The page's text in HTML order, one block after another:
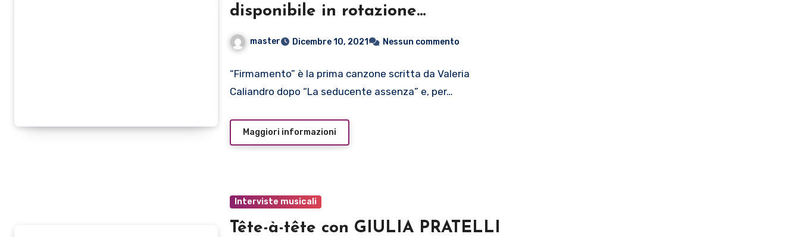
disponibile in rotazione
radiofonica “Firmamento”
(Blackcandy Produzioni), il nuovo
singolo di VALERIA CALIANDRO
master Dicembre 10, 2021 Nessun commento
“Firmamento” è la prima canzone scritta da Valeria
Caliandro dopo “La seducente assenza” e, per…
Maggiori informazioni
Interviste musicali
Tête-à-tête con GIULIA PRATELLI